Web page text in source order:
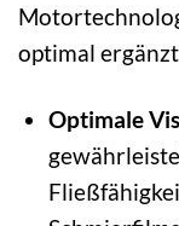
optimal
Optimale